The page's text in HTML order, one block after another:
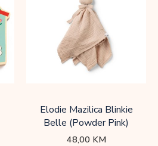
Elodie Mazilica Blinkie
Belle (Powder Pink)
48,00 KM